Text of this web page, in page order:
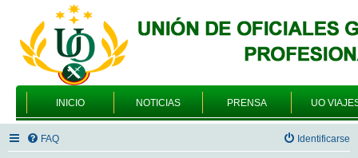
INICIO NOTICIAS PRENSA UO
FAQ Identificarse